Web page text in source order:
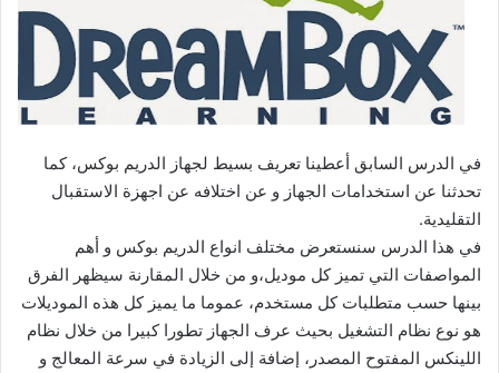
في الدرس السابق أعطينا تعريف بسيط لجهاز الدريم بوكس، كما
تحدثنا عن استخدامات الجهاز و عن اختلافه عن اجهزة الاستقبال
التقليدية.
في هذا الدرس سنستعرض مختلف انواع الدريم بوكس و أهم
المواصفات التي تميز كل موديل،و من خلال المقارنة سيظهر الفرق
بينها حسب متطلبات كل مستخدم، عموما ما يميز كل هذه الموديلات
هو نوع نظام التشغيل بحيث عرف الجهاز تطورا كبيرا من خلال نظام
اللينكس المفتوح المصدر، إضافة إلى الزيادة في سرعة المعالج و